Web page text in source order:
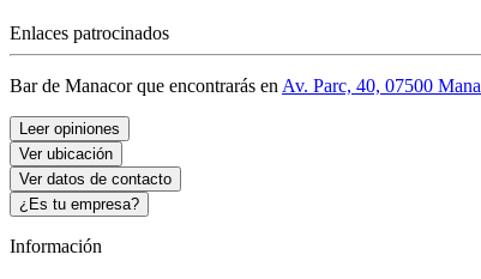
Enlaces patrocinados
Bar de Manacor que encontrarás enAv. Parc, 40, 07500
Leer opiniones
Ver ubicación
Ver datos de contacto
¿Es tu empresa?
Información